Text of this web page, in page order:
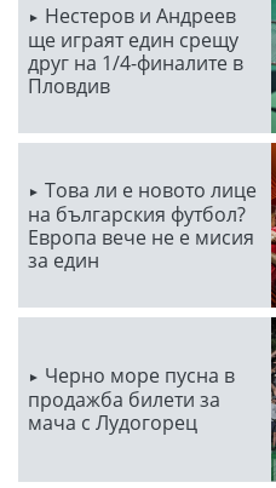
Нестеров и Андреев
ще играят един срещу
друг на 1/4-финалите в
Пловдив
Това ли е новото лице
на българския футбол?
Европа вече не е мисия
за един
Черно море пусна в
продажба билети за
мача с Лудогорец